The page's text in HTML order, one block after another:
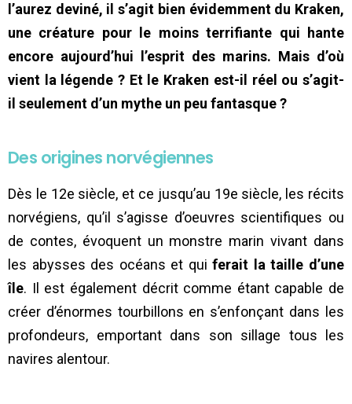
l’aurez deviné, il s’agit bien évidemment du Kraken,
une créature pour le moins terrifiante qui hante
encore aujourd’hui l’esprit des marins. Mais d’où
vient la légende ? Et le Kraken est-il réel ou s’agit-
il seulement d’un mythe un peu fantasque ?
Des origines norvégiennes
Dès le 12e siècle, et ce jusqu’au 19e siècle, les récits
norvégiens, qu’il s’agisse d’oeuvres scientifiques ou
de contes, évoquent un monstre marin vivant dans
les abysses des océans et quiferait la taille d’une
île. Il est également décrit comme étant capable de
créer d’énormes tourbillons en s’enfonçant dans les
profondeurs, emportant dans son sillage tous les
navires alentour.